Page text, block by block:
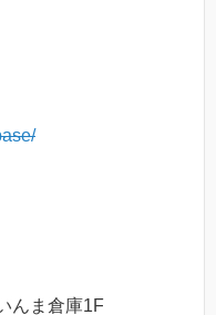
んま倉庫1F